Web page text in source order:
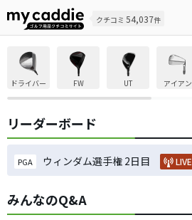
クチコミ 54,037件
ドライバー FW UT アイアン
リーダーボード
PGA ウィンダム選手権 2日目 LIVE
みんなのQ&A